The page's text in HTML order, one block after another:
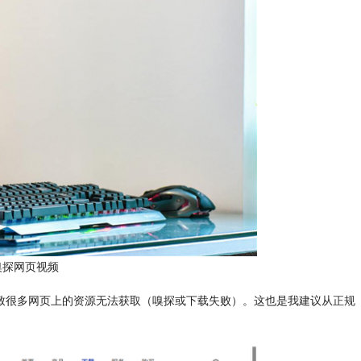
网页视频
多网页上的资源无法获取（嗅探或下载失败）。这也是我建议从正规